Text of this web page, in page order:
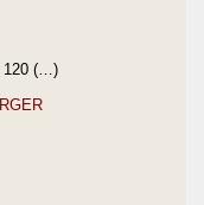
120 (…)